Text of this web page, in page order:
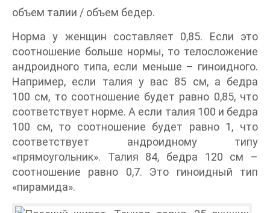
объем талии / объем бедер.
Норма у женщин составляет 0,85. Если это
соотношение больше нормы, то телосложение
андроидного типа, если меньше – гиноидного.
Например, если талия у вас 85 см, а бедра
100 см, то соотношение будет равно 0,85, что
соответствует норме. А если талия 100 и бедра
100 см, то соотношение будет равно 1, что
соответствует андроидному типу
«прямоугольник». Талия 84, бедра 120 см –
соотношение равно 0,7. Это гиноидный тип
«пирамида».